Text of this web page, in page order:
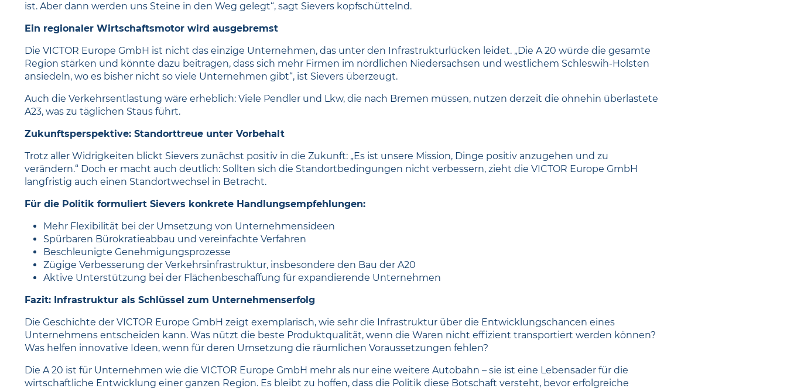
ist. Aber dann werden uns Steine in den Weg gelegt“, sagt Sievers kopfschüttelnd.
Ein regionaler Wirtschaftsmotor wird ausgebremst
Die VICTOR Europe GmbH ist nicht das einzige Unternehmen, das unter den Infrastrukturlücken leidet. „Die A 20 würde die gesamte
Region stärken und könnte dazu beitragen, dass sich mehr Firmen im nördlichen Niedersachsen und westlichem Schleswih-Holsten
ansiedeln, wo es bisher nicht so viele Unternehmen gibt“, ist Sievers überzeugt.
Auch die Verkehrsentlastung wäre erheblich: Viele Pendler und Lkw, die nach Bremen müssen, nutzen derzeit die ohnehin überlastete
A23, was zu täglichen Staus führt.
Zukunftsperspektive: Standorttreue unter Vorbehalt
Trotz aller Widrigkeiten blickt Sievers zunächst positiv in die Zukunft: „Es ist unsere Mission, Dinge positiv anzugehen und zu
verändern.“ Doch er macht auch deutlich: Sollten sich die Standortbedingungen nicht verbessern, zieht die VICTOR Europe GmbH
langfristig auch einen Standortwechsel in Betracht.
Für die Politik formuliert Sievers konkrete Handlungsempfehlungen:
Mehr Flexibilität bei der Umsetzung von Unternehmensideen
Spürbaren Bürokratieabbau und vereinfachte Verfahren
Beschleunigte Genehmigungsprozesse
Zügige Verbesserung der Verkehrsinfrastruktur, insbesondere den Bau der A20
Aktive Unterstützung bei der Flächenbeschaffung für expandierende Unternehmen
Fazit: Infrastruktur als Schlüssel zum Unternehmenserfolg
Die Geschichte der VICTOR Europe GmbH zeigt exemplarisch, wie sehr die Infrastruktur über die Entwicklungschancen eines
Unternehmens entscheiden kann. Was nützt die beste Produktqualität, wenn die Waren nicht effizient transportiert werden können?
Was helfen innovative Ideen, wenn für deren Umsetzung die räumlichen Voraussetzungen fehlen?
Die A 20 ist für Unternehmen wie die VICTOR Europe GmbH mehr als nur eine weitere Autobahn – sie ist eine Lebensader für die
wirtschaftliche Entwicklung einer ganzen Region. Es bleibt zu hoffen, dass die Politik diese Botschaft versteht, bevor erfolgreiche